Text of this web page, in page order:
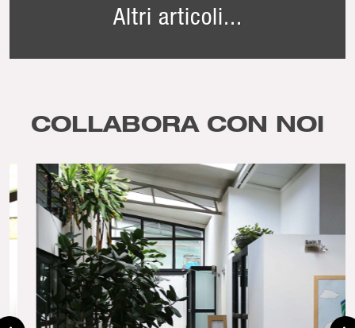
Altri articoli...
COLLABORA CON NOI